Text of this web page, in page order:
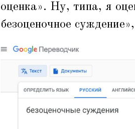
оценка». Ну, типа, я
безоценочное